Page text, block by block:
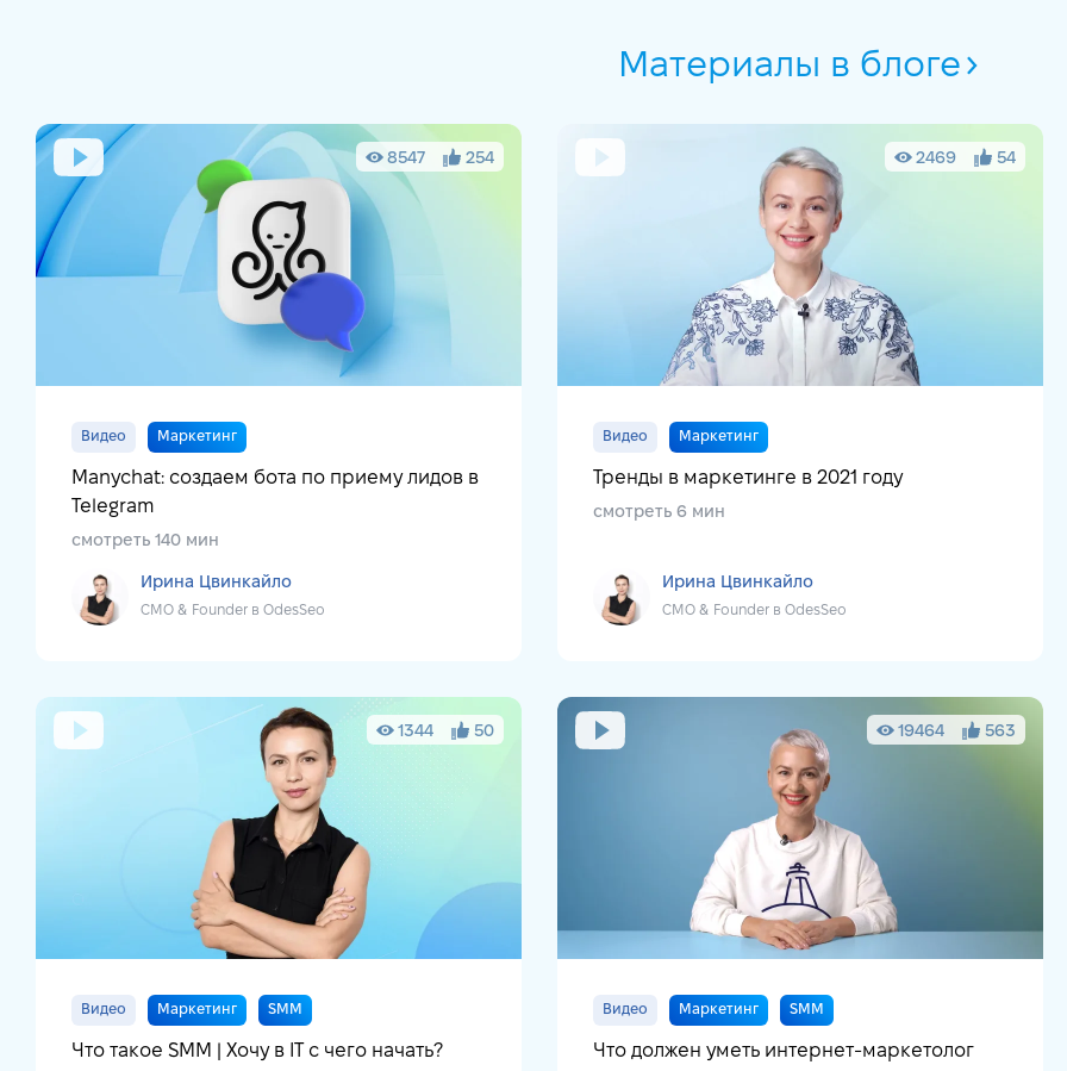
Материалы в блоге
8547 254
Видео Маркетинг
Manychat: создаем бота по приему лидов в
Telegram
смотреть 140 мин
Ирина Цвинкайло
CMO & Founder в OdesSeo
2469 54
Видео Маркетинг
Тренды в маркетинге в 2021 году
смотреть 6 мин
Ирина Цвинкайло
CMO & Founder в OdesSeo
1344 50
Видео Маркетинг SMM
Что такое SMM | Хочу в IT с чего начать?
19464 563
Видео Маркетинг SMM
Что должен уметь интернет-маркетолог